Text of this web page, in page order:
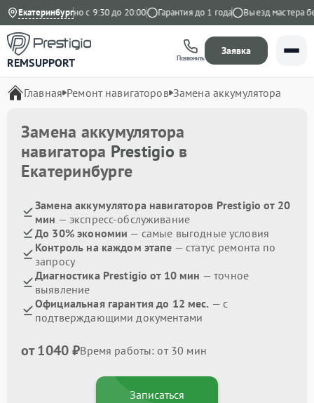
Екатеринбург
Ежедневно с 9:30 до 20:00 Гарантия до 1 года Выезд мастера
REMSUPPORT Позвонить
Заявка
Главная Ремонт навигаторов Замена аккумулятора
Замена аккумулятора
навигатора Prestigio в
Екатеринбурге
Замена аккумулятора навигаторов Prestigio от 20
мин — экспресс-обслуживание
До 30% экономии — самые выгодные условия
Контроль на каждом этапе — статус ремонта по
запросу
Диагностика Prestigio от 10 мин — точное
выявление
Официальная гарантия до 12 мес. — с
подтверждающими документами
от 1040 ₽Время работы: от 30 мин
Записаться